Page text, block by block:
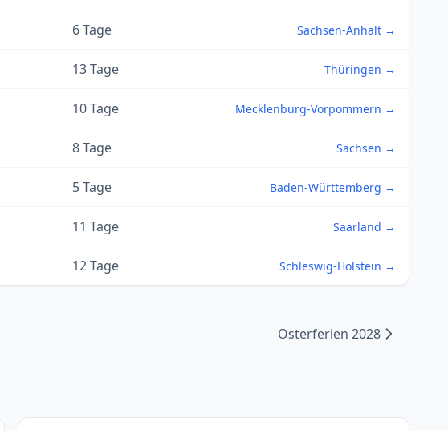
6 Tage Sachsen-Anhalt →
13 Tage Thüringen →
10 Tage Mecklenburg-Vorpommern →
8 Tage Sachsen →
5 Tage Baden-Württemberg →
11 Tage Saarland →
12 Tage Schleswig-Holstein →
Osterferien 2028